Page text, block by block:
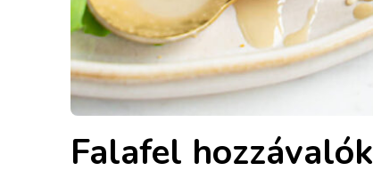
Falafel hozzávalók